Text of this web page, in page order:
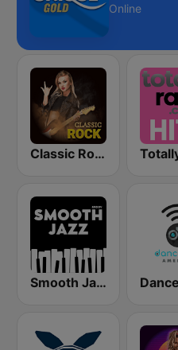
Online
Classic Rock Station
Smooth Jazz - Groov